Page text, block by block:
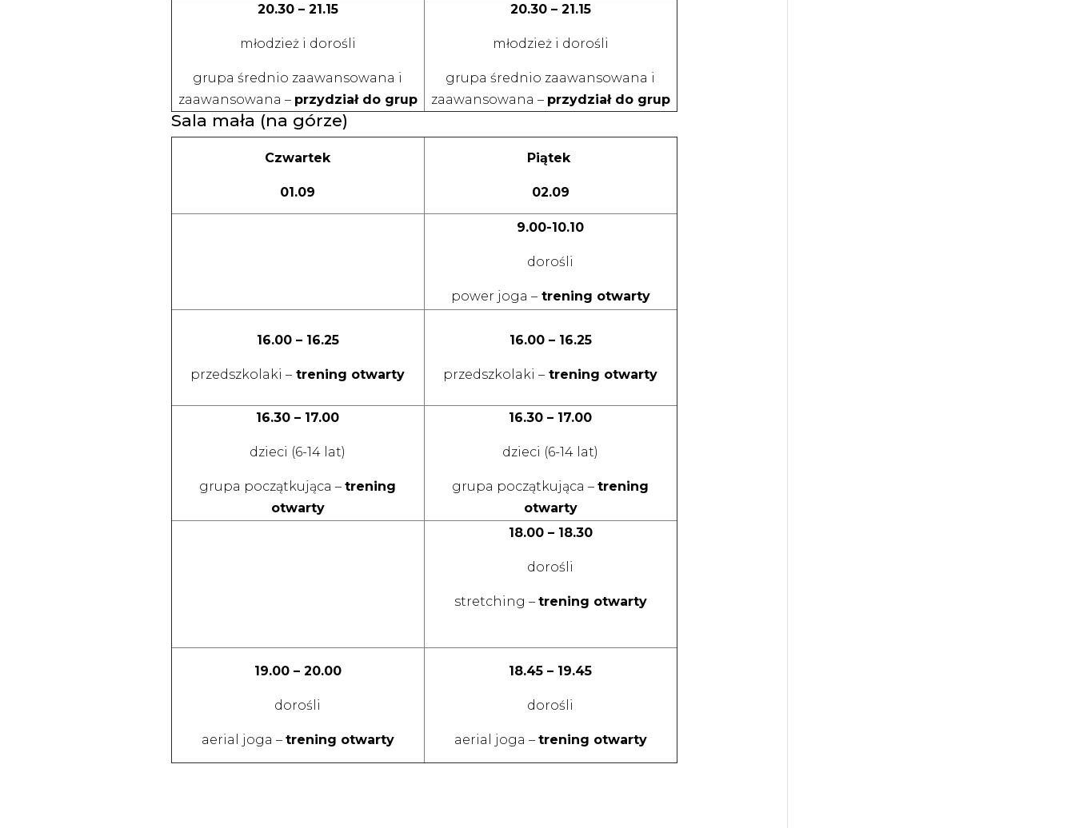
20.30 – 21.15
młodzież i dorośli
grupa średnio zaawansowana i
zaawansowana – przydział do grup
20.30 – 21.15
młodzież i dorośli
grupa średnio zaawansowana i
zaawansowana – przydział do grup
Sala mała (na górze)
Czwartek
01.09
Piątek
02.09
9.00-10.10
dorośli
power joga –trening otwarty
16.00 – 16.25
przedszkolaki – trening otwarty
16.00 – 16.25
przedszkolaki – trening otwarty
16.30 – 17.00
dzieci (6-14 lat)
grupa początkująca –trening
otwarty
16.30 – 17.00
dzieci (6-14 lat)
grupa początkująca –trening
otwarty
18.00 – 18.30
dorośli
stretching – trening otwarty
19.00 – 20.00
dorośli
aerial joga – trening otwarty
18.45 – 19.45
dorośli
aerial joga – trening otwarty